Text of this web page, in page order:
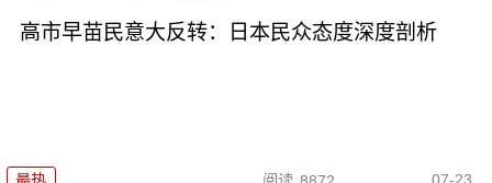
高市早苗民意大反转：日本民众态度深度剖析
07-23